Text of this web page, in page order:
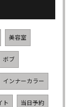
美容室
ボブ
インナーカラー
ト 当日予約